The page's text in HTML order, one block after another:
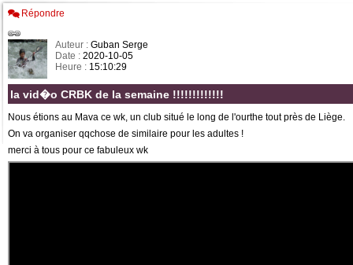
Répondre
Auteur : Guban Serge
Date : 2020-10-05
Heure : 15:10:29
la vid�o CRBK de la semaine !!!!!!!!!!!!!
Nous étions au Mava ce wk, un club situé le long de l'ourthe tout près de Liège.
On va organiser qqchose de similaire pour les adultes !
merci à tous pour ce fabuleux wk